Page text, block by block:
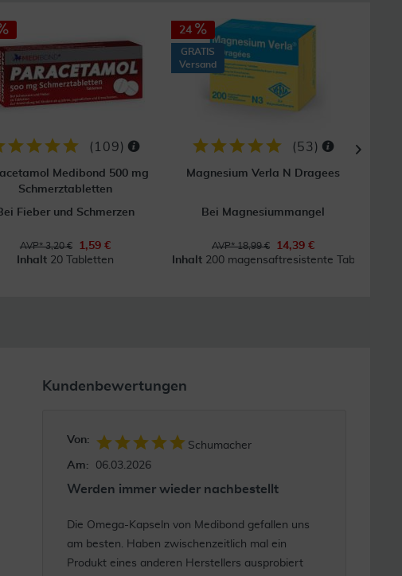
( 109)
Medibond 500 mg
Schmerztabletten
Fieber und Schmerzen
AVP* 3,20 €
1,59 €
Inhalt 20 Tabletten
24
GRATIS
Versand
(53)
Magnesium Verla N Dragees
Bei Magnesiummangel
AVP* 18,99 €
14,39 €
Inhalt 200 magensaftresistente Tabl.
Kundenbewertungen
Von:
Schumacher
Am:
06.03.2026
Werden immer wieder nachbestellt
Die Omega-Kapseln von Medibond gefallen uns
am besten. Haben zwischenzeitlich mal ein
Produkt eines anderen Herstellers ausprobiert